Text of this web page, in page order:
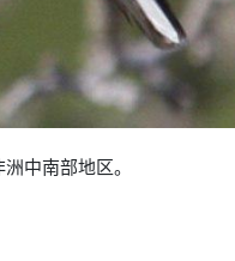
中南部地区。